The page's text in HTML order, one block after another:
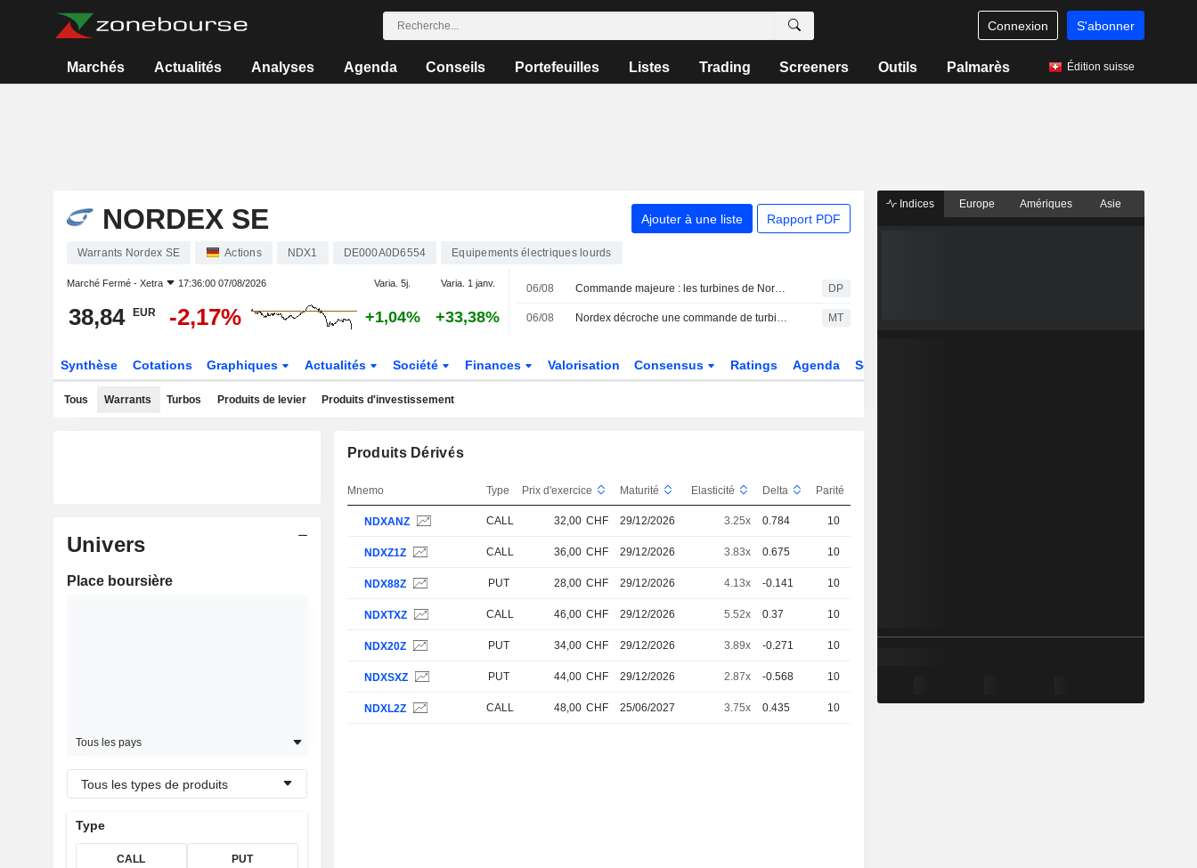
Connexion S'abonner
Marchés Actualités Analyses Agenda Conseils Portefeuilles Listes Trading Screeners Outils Palmarès Édition suisse
NORDEX SE Ajouter à une liste Rapport PDF
Warrants Nordex SE Actions NDX1 DE000A0D6554 Equipements électriques lourds
Marché Fermé - Xetra 17:36:00 07/08/2026 Varia. 5j. Varia. 1 janv.
38,84 EUR -2,17% +1,04% +33,38%
06/08 Commande majeure : les turbines de Nordex restent plébiscitées en Turquie DP
06/08 Nordex décroche une commande de turbines éoliennes auprès d'un client turc MT
Synthèse Cotations Graphiques Actualités Société Finances Valorisation Consensus Ratings Agenda Secteur
Tous Warrants Turbos Produits de levier Produits d'investissement
Univers
Place boursière
Tous les pays
Tous les types de produits
Type
CALL PUT
Produits Dérivés
Mnemo Type Prix d'exercice Maturité Elasticité Delta Parité
NDXANZ CALL 32,00 CHF 29/12/2026 3.25x 0.784 10
NDXZ1Z CALL 36,00 CHF 29/12/2026 3.83x 0.675 10
NDX88Z PUT 28,00 CHF 29/12/2026 4.13x -0.141 10
NDXTXZ CALL 46,00 CHF 29/12/2026 5.52x 0.37 10
NDX20Z PUT 34,00 CHF 29/12/2026 3.89x -0.271 10
NDXSXZ PUT 44,00 CHF 29/12/2026 2.87x -0.568 10
NDXL2Z CALL 48,00 CHF 25/06/2027 3.75x 0.435 10
Indices Europe Amériques Asie